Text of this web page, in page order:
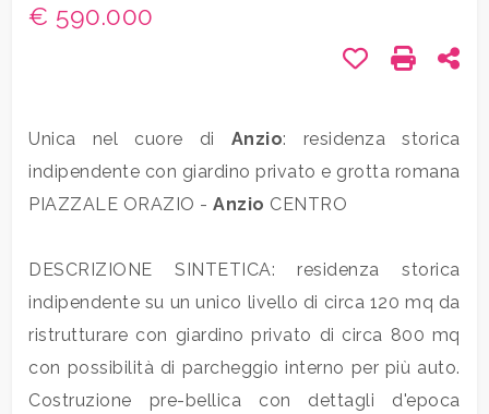
€ 590.000
Stampa:
Preferiti: Cod.
Unica nel cuore di Anzio: residenza storica
indipendente con giardino privato e grotta romana
PIAZZALE ORAZIO -Anzio CENTRO
DESCRIZIONE SINTETICA: residenza storica
indipendente su un unico livello di circa 120 mq da
ristrutturare con giardino privato di circa 800 mq
con possibilità di parcheggio interno per più auto.
Costruzione pre-bellica con dettagli d'epoca
Qualsiasi
Terreni